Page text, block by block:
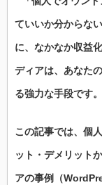
ていいか分からな
に、なかなか収益化
ディアは、あなたの
る強力な手段です。
この記事では、 個
ット ・ デメリット
アの事例 （